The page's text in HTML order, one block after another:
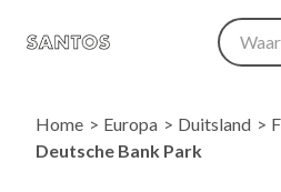
Home Europa Duitsland
Deutsche Bank Park